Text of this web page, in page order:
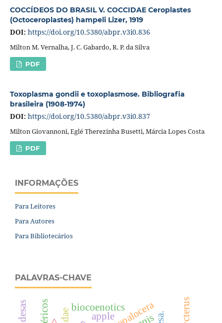
COCCÍDEOS DO BRASIL V. COCCIDAE Ceroplastes
(Octoceroplastes) hampeli Lizer, 1919
DOI: https://doi.org/10.5380/abpr.v3i0.836
Milton M. Vernalha, J. C. Gabardo, R. P. da Silva
PDF
Toxoplasma gondii e toxoplasmose. Bibliografia
brasileira (1908-1974)
DOI: https://doi.org/10.5380/abpr.v3i0.837
Milton Giovannoni, Eglé Therezinha Busetti, Márcia Lopes Costa
PDF
INFORMAÇÕES
Para Leitores
Para Autores
Para Bibliotecários
PALAVRAS-CHAVE
rhopalocera
biocoenotics
apple